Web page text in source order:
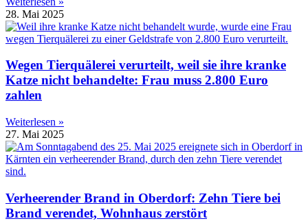
28. Mai 2025
Wegen Tierquälerei verurteilt, weil sie ihre kranke
Katze nicht behandelte: Frau muss 2.800 Euro
zahlen
Weiterlesen »
27. Mai 2025
Verheerender Brand in Oberdorf: Zehn Tiere bei
Brand verendet, Wohnhaus zerstört